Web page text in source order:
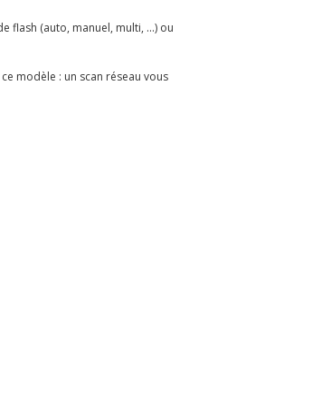
flash (auto, manuel, multi, ...) ou
modèle : un scan réseau vous